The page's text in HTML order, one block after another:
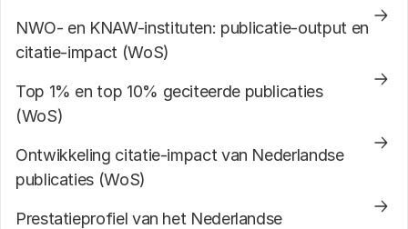
NWO- en KNAW-instituten: publicatie-output en
citatie-impact (WoS)
Top 1% en top 10% geciteerde publicaties
(WoS)
Ontwikkeling citatie-impact van Nederlandse
publicaties (WoS)
Prestatieprofiel van het Nederlandse